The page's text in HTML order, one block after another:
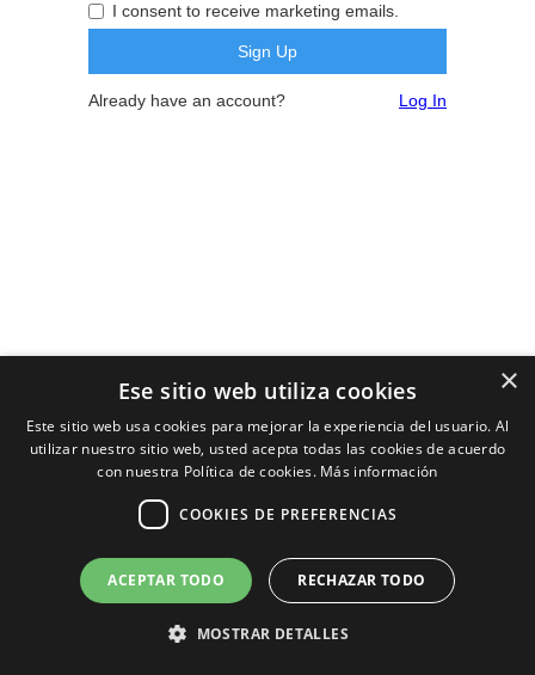
I consent to receive marketing emails.
Already have an account? Log In
×
Ese sitio web utiliza cookies
Este sitio web usa cookies para mejorar la experiencia del usuario. Al
utilizar nuestro sitio web, usted acepta todas las cookies de acuerdo
con nuestra Política de cookies. Más información
COOKIES DE PREFERENCIAS
ACEPTAR TODO RECHAZAR TODO
MOSTRAR DETALLES